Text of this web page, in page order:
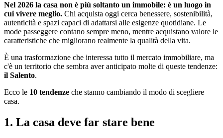
Nel 2026 la casa non è più soltanto un immobile: è un luogo in
cui vivere meglio. Chi acquista oggi cerca benessere, sostenibilità,
autenticità e spazi capaci di adattarsi alle esigenze quotidiane. Le
mode passeggere contano sempre meno, mentre acquistano valore le
caratteristiche che migliorano realmente la qualità della vita.
È una trasformazione che interessa tutto il mercato immobiliare, ma
c'è un territorio che sembra aver anticipato molte di queste tendenze:
il Salento.
Ecco le 10 tendenze che stanno cambiando il modo di scegliere
casa.
1. La casa deve far stare bene